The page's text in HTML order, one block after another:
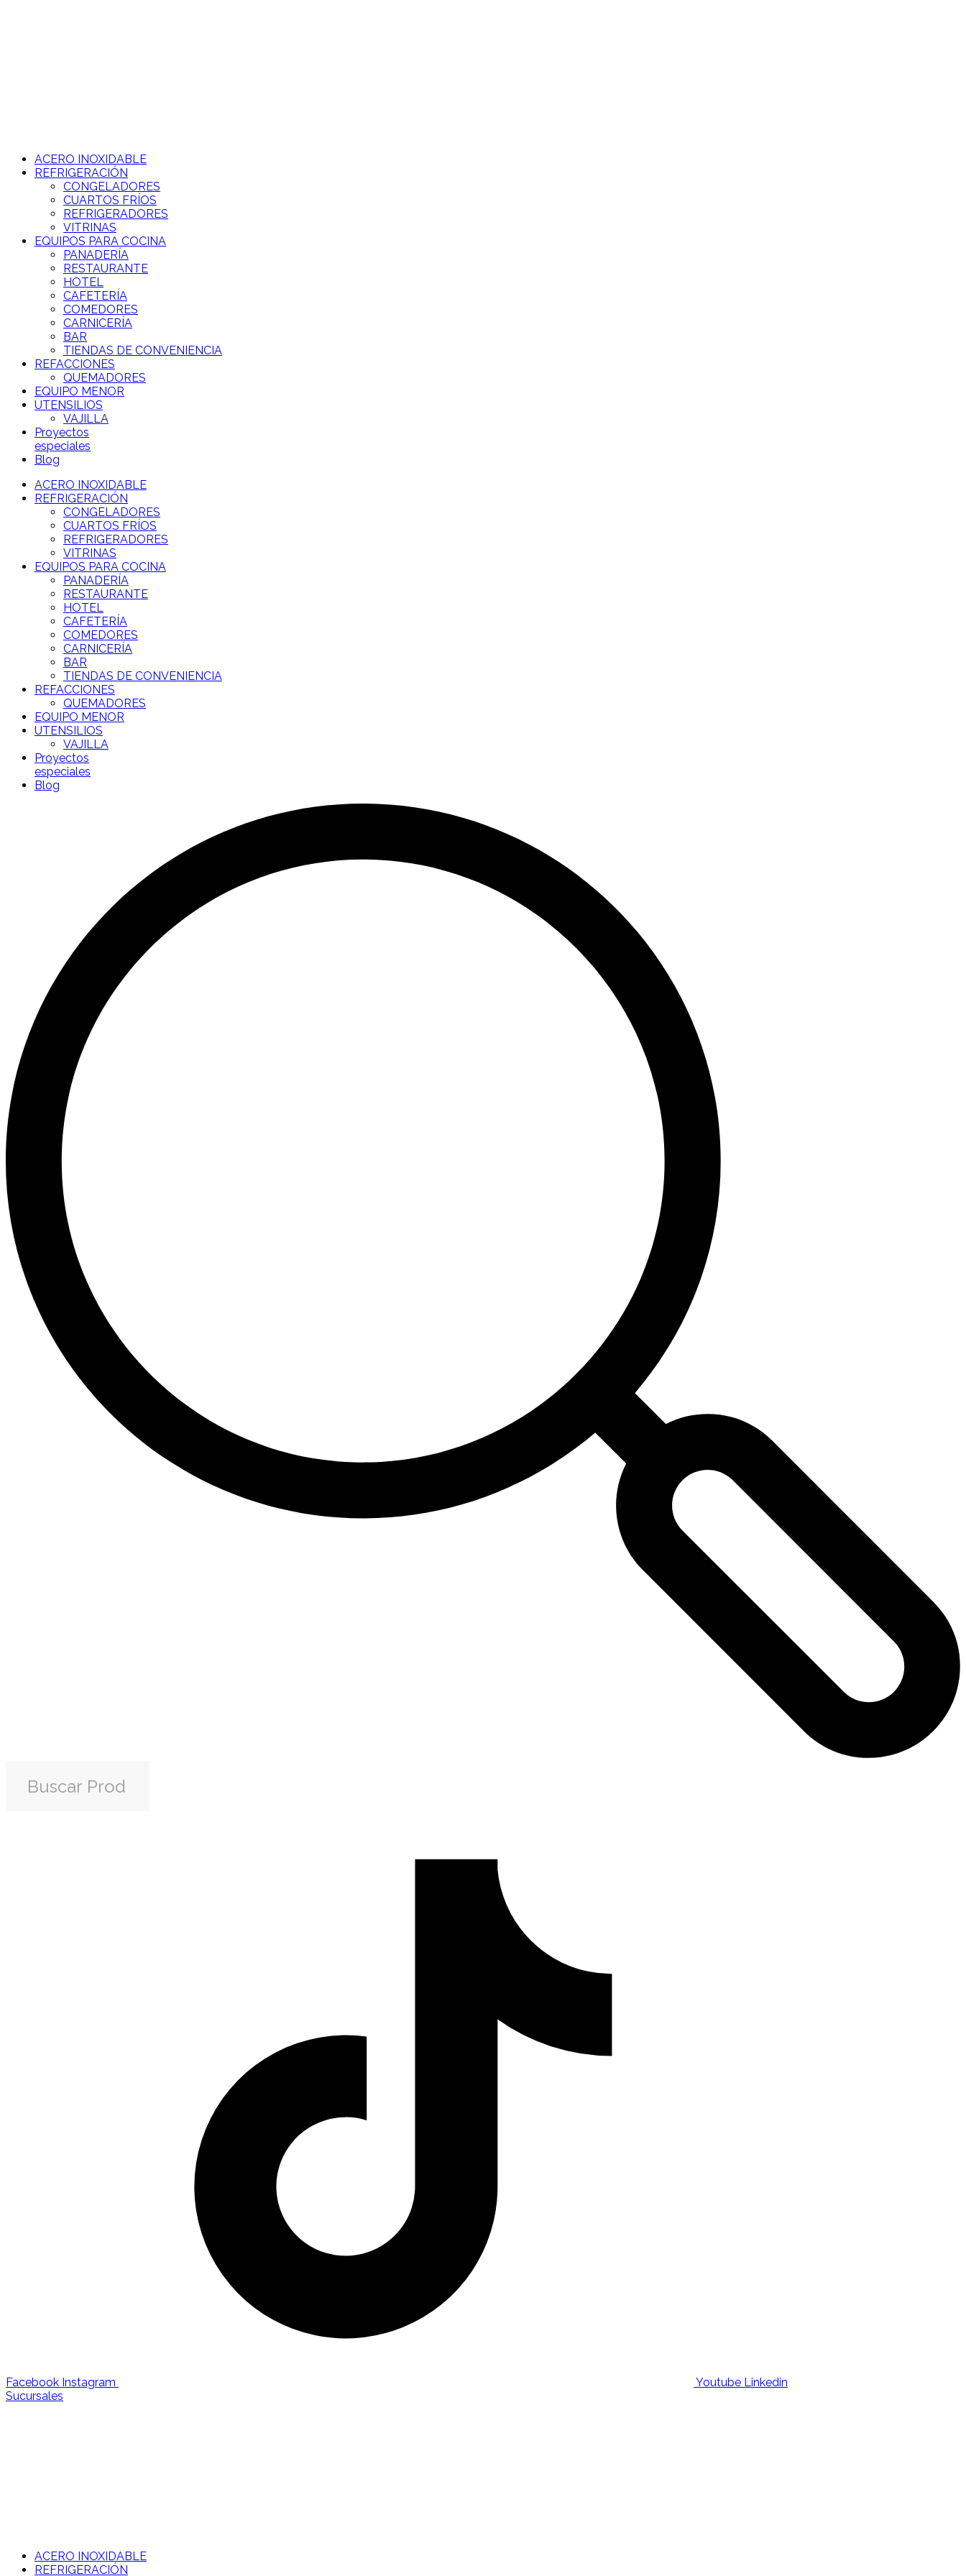
ACERO INOXIDABLE
REFRIGERACIÓN
CONGELADORES
CUARTOS FRÍOS
REFRIGERADORES
VITRINAS
EQUIPOS PARA COCINA
PANADERÍA
RESTAURANTE
HOTEL
CAFETERÍA
COMEDORES
CARNICERÍA
BAR
TIENDAS DE CONVENIENCIA
REFACCIONES
QUEMADORES
EQUIPO MENOR
UTENSILIOS
VAJILLA
Proyectos
especiales
Blog
ACERO INOXIDABLE
REFRIGERACIÓN
CONGELADORES
CUARTOS FRÍOS
REFRIGERADORES
VITRINAS
EQUIPOS PARA COCINA
PANADERÍA
RESTAURANTE
HOTEL
CAFETERÍA
COMEDORES
CARNICERÍA
BAR
TIENDAS DE CONVENIENCIA
REFACCIONES
QUEMADORES
EQUIPO MENOR
UTENSILIOS
VAJILLA
Proyectos
especiales
Blog
Facebook Instagram Youtube Linkedin
Sucursales
ACERO INOXIDABLE
REFRIGERACIÓN